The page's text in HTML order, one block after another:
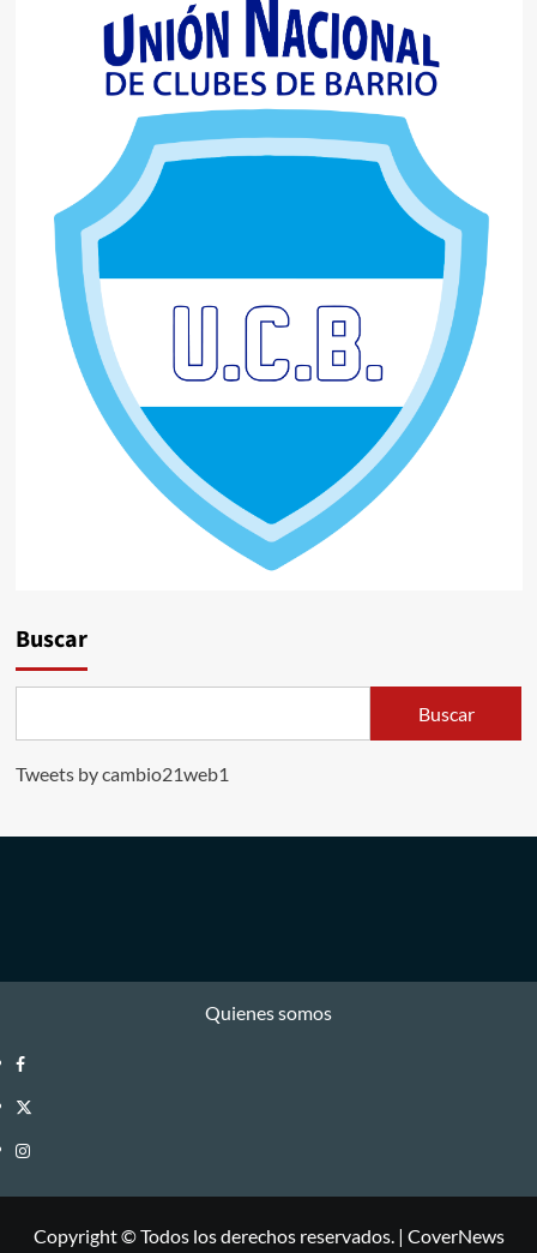
Buscar
Buscar
Tweets by cambio21web1
Quienes somos
Facebook
Twitter
Instagram
Copyright © Todos los derechos reservados. | CoverNews